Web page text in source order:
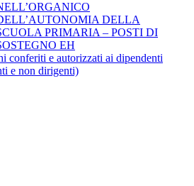
DELLA
PRIMARIA – POSTI DI
EH
conferiti e autorizzati ai dipendenti
e non dirigenti)